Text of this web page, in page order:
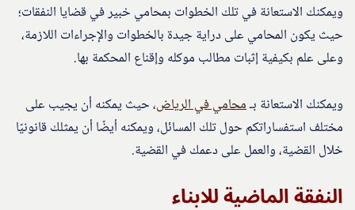
ويمكنك الاستعانة في تلك الخطوات بمحامي خبير في قضايا النفقات؛
حيث يكون المحامي على دراية جيدة بالخطوات والإجراءات اللازمة،
وعلى علم بكيفية إثبات مطالب موكله وإقناع المحكمة بها.
ويمكنك الاستعانة بـمحامي في الرياض، حيث يمكنه أن يجيب على
مختلف استفساراتكم حول تلك المسائل، ويمكنه أيضًا أن يمثلك قانونيًا
خلال القضية، والعمل على دعمك في القضية.
النفقة الماضية للابناء